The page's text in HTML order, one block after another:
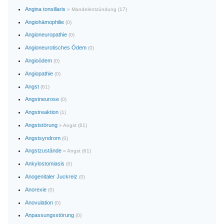
Angina tonsillaris » Mandelentzündung (17)
Angiohämophilie (0)
Angioneuropathie (0)
Angioneurotisches Ödem (0)
Angioödem (0)
Angiopathie (0)
Angst (61)
Angstneurose (0)
Angstreaktion (1)
Angststörung » Angst (61)
Angstsyndrom (0)
Angstzustände » Angst (61)
Ankylostomiasis (0)
Anogenitaler Juckreiz (0)
Anorexie (0)
Anovulation (0)
Anpassungsstörung (0)